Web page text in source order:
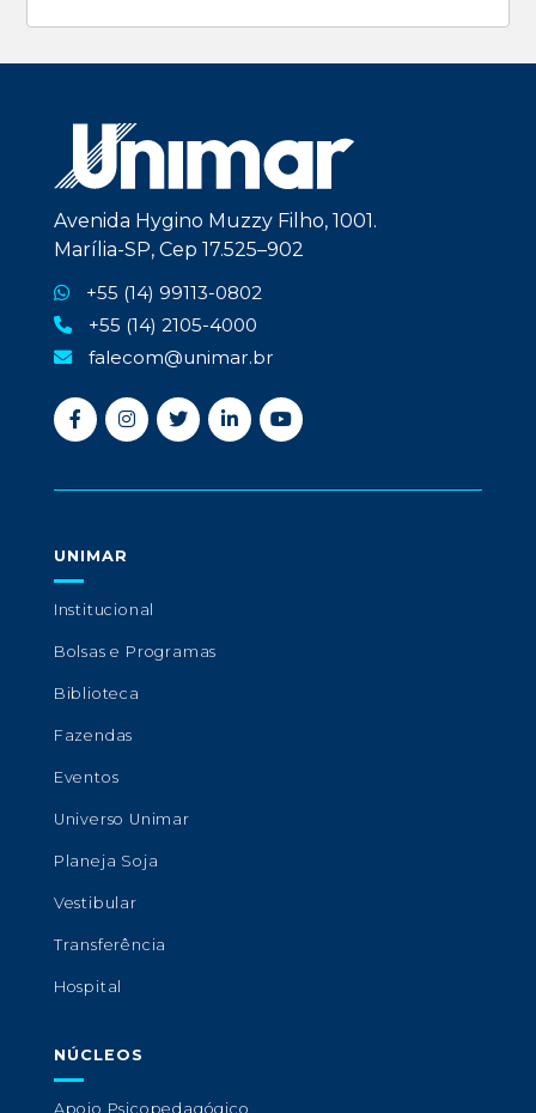
Avenida Hygino Muzzy Filho, 1001.
Marília-SP, Cep 17.525–902
+55 (14) 99113-0802
+55 (14) 2105-4000
falecom@unimar.br
UNIMAR
Institucional
Bolsas e Programas
Biblioteca
Fazendas
Eventos
Universo Unimar
Planeja Soja
Vestibular
Transferência
Hospital
NÚCLEOS
Apoio Psicopedagógico